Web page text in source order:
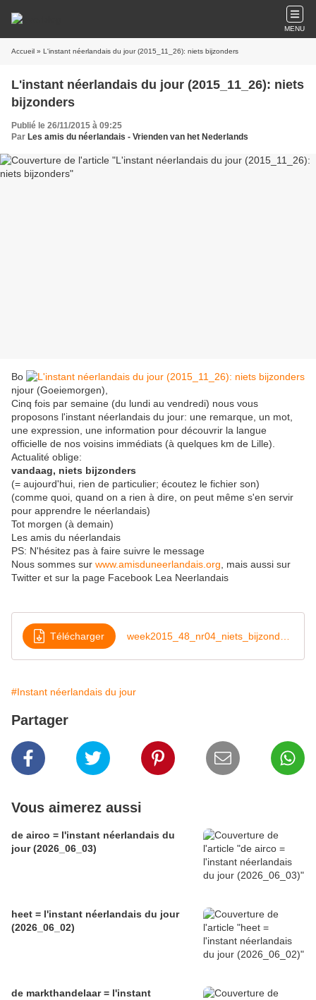
MENU
Accueil » L'instant néerlandais du jour (2015_11_26): niets bijzonders
L'instant néerlandais du jour (2015_11_26): niets
bijzonders
Publié le 26/11/2015 à 09:25
Par Les amis du néerlandais - Vrienden van het Nederlands
Bo
njour (Goeiemorgen),
Cinq fois par semaine (du lundi au vendredi) nous vous
proposons l'instant néerlandais du jour: une remarque, un mot,
une expression, une information pour découvrir la langue
officielle de nos voisins immédiats (à quelques km de Lille).
Actualité oblige:
vandaag, niets bijzonders
(= aujourd'hui, rien de particulier; écoutez le fichier son)
(comme quoi, quand on a rien à dire, on peut même s'en servir
pour apprendre le néerlandais)
Tot morgen (à demain)
Les amis du néerlandais
PS: N'hésitez pas à faire suivre le message
Nous sommes sur www.amisduneerlandais.org , mais aussi sur
Twitter et sur la page Facebook Lea Neerlandais
Télécharger
#Instant néerlandais du jour
Partager
Vous aimerez aussi
de airco = l'instant néerlandais du
jour (2026_06_03)
heet = l'instant néerlandais du jour
(2026_06_02)
de markthandelaar = l'instant